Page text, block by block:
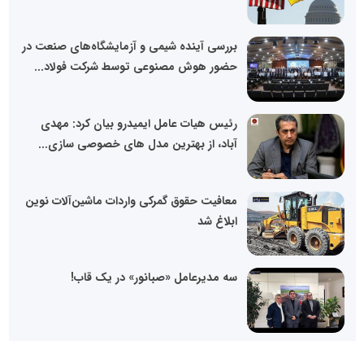
بررسی آینده شیمی و آزمایشگاه‌های صنعت در
حضور هوش مصنوعی توسط شرکت فولاد...
رئیس هیات عامل ایمیدرو بیان کرد: مهدی
آباد، از بهترین مدل های خصوصی سازی...
معافیت حقوق گمرکی واردات ماشین‌آلات نوین
ابلاغ شد
سه مدیرعامل «صبانور» در یک قاب!